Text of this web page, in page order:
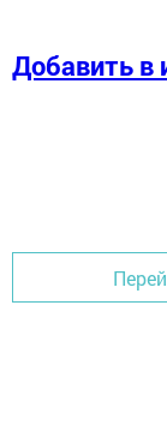
Добавить в